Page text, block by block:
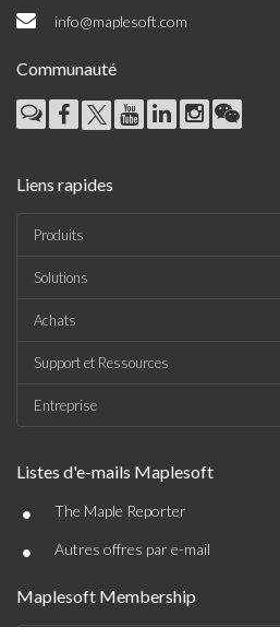
info@maplesoft.com
Communauté
Liens rapides
Produits
Solutions
Achats
Support et Ressources
Entreprise
Listes d'e-mails Maplesoft
• The Maple Reporter
• Autres offres par e-mail
Maplesoft Membership